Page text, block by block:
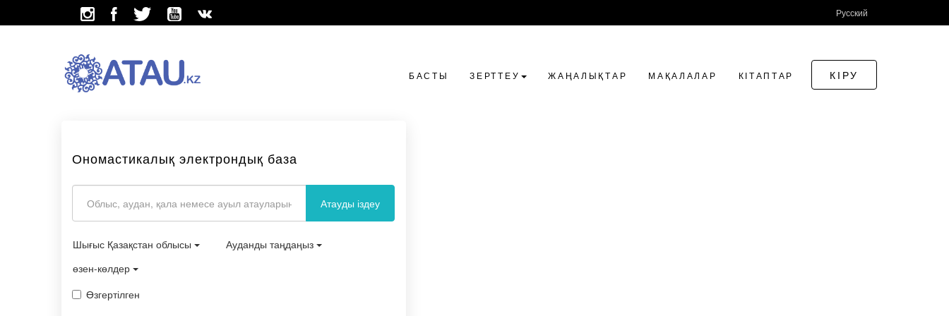
Русский
БАСТЫ ЗЕРТТЕУ ЖАҢАЛЫҚТАР МАҚАЛАЛАР КІТАПТАР КІРУ
Ономастикалық электрондық база
Атауды іздеу
Шығыс Қазақстан облысы
Ауданды таңдаңыз
өзен-көлдер
Өзгертілген